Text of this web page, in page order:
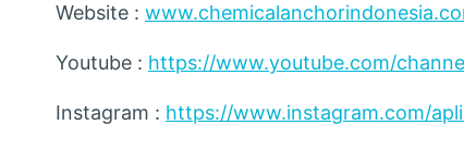
Website :
Youtube : https://www.youtube.com/
Instagram : https://www.instagram.com/